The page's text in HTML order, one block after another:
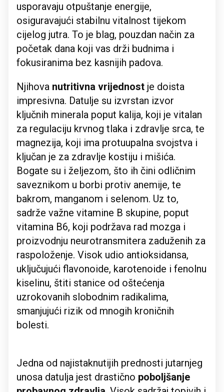
usporavaju otpuštanje energije,
osiguravajući stabilnu vitalnost tijekom
cijelog jutra. To je blag, pouzdan način za
početak dana koji vas drži budnima i
fokusiranima bez kasnijih padova.
Njihova nutritivna vrijednost je doista
impresivna. Datulje su izvrstan izvor
ključnih minerala poput kalija, koji je vitalan
za regulaciju krvnog tlaka i zdravlje srca, te
magnezija, koji ima protuupalna svojstva i
ključan je za zdravlje kostiju i mišića.
Bogate su i željezom, što ih čini odličnim
saveznikom u borbi protiv anemije, te
bakrom, manganom i selenom. Uz to,
sadrže važne vitamine B skupine, poput
vitamina B6, koji podržava rad mozga i
proizvodnju neurotransmitera zaduženih za
raspoloženje. Visok udio antioksidansa,
uključujući flavonoide, karotenoide i fenolnu
kiselinu, štiti stanice od oštećenja
uzrokovanih slobodnim radikalima,
smanjujući rizik od mnogih kroničnih
bolesti.
Jedna od najistaknutijih prednosti jutarnjeg
unosa datulja jest drastično poboljšanje